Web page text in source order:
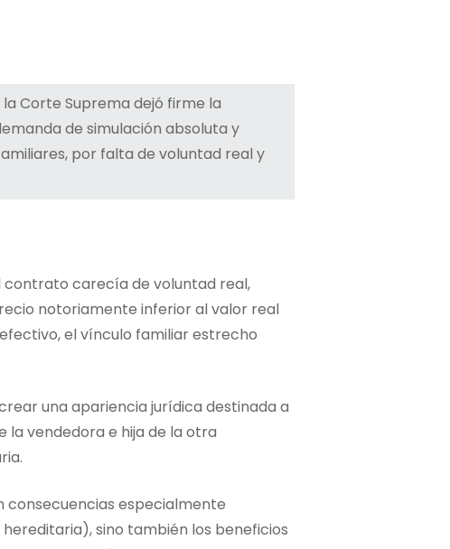
Corte Suprema dejó firme la
de simulación absoluta y
por falta de voluntad real y
contrato carecía de voluntad real,
notoriamente inferior al valor real
el vínculo familiar estrecho
una apariencia jurídica destinada a
la vendedora e hija de la otra
consecuencias especialmente
sino también los beneficios